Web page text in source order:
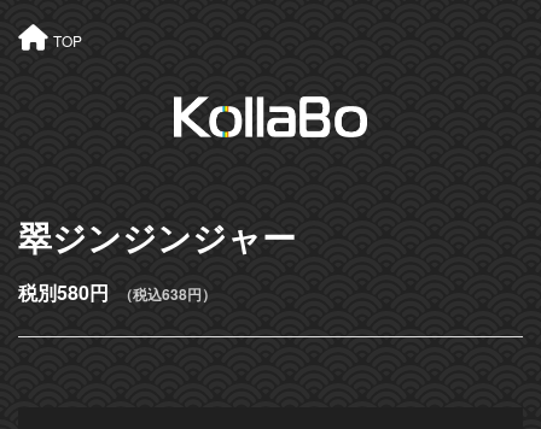
TOP
翠ジンジンジャー
税別580円 （税込638円）